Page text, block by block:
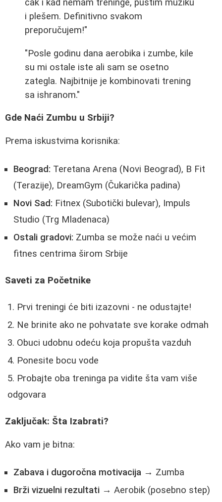
čak i kad nemam treninge, pustim muziku
i plešem. Definitivno svakom
preporučujem!"
"Posle godinu dana aerobika i zumbe, kile
su mi ostale iste ali sam se osetno
zategla. Najbitnije je kombinovati trening
sa ishranom."
Gde Naći Zumbu u Srbiji?
Prema iskustvima korisnika:
Beograd: Teretana Arena (Novi Beograd), B Fit
(Terazije), DreamGym (Čukarička padina)
Novi Sad: Fitnex (Subotički bulevar), Impuls
Studio (Trg Mladenaca)
Ostali gradovi: Zumba se može naći u većim
fitnes centrima širom Srbije
Saveti za Početnike
Prvi treningi će biti izazovni - ne odustajte!
Ne brinite ako ne pohvatate sve korake odmah
Obuci udobnu odeću koja propušta vazduh
Ponesite bocu vode
Probajte oba treninga pa vidite šta vam više
odgovara
Zaključak: Šta Izabrati?
Ako vam je bitna:
Zabava i dugoročna motivacija → Zumba
Brži vizuelni rezultati → Aerobik (posebno step)